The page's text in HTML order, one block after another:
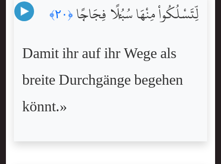
لِّتَسْلُكُواْ مِنْهَا سُبُلًۭا فِجَاجًۭا ﴿٢٠﴾
Damit ihr auf ihr Wege als
breite Durchgänge begehen
könnt.»